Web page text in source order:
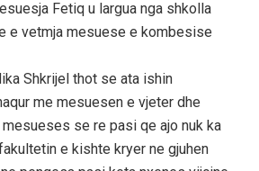
Fetiq u largua nga shkolla
e vetmja mesuese e kombesise
Shkrijel thot se ata ishin
me mesuesen e vjeter dhe
se re pasi qe ajo nuk ka
e kishte kryer ne gjuhen